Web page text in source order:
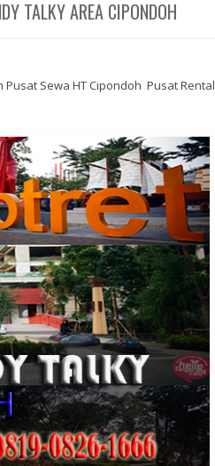
TALKY AREA CIPONDOH
Sewa HT Cipondoh Pusat Rental